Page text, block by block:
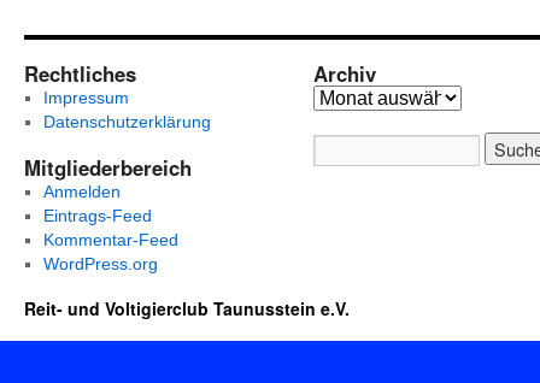
Rechtliches
Impressum
Datenschutzerklärung
Mitgliederbereich
Anmelden
Eintrags-Feed
Kommentar-Feed
WordPress.org
Archiv
Reit- und Voltigierclub Taunusstein e.V.